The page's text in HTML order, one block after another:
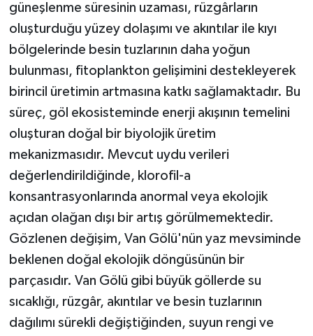
güneşlenme süresinin uzaması, rüzgârların
oluşturduğu yüzey dolaşımı ve akıntılar ile kıyı
bölgelerinde besin tuzlarının daha yoğun
bulunması, fitoplankton gelişimini destekleyerek
birincil üretimin artmasına katkı sağlamaktadır. Bu
süreç, göl ekosisteminde enerji akışının temelini
oluşturan doğal bir biyolojik üretim
mekanizmasıdır. Mevcut uydu verileri
değerlendirildiğinde, klorofil-a
konsantrasyonlarında anormal veya ekolojik
açıdan olağan dışı bir artış görülmemektedir.
Gözlenen değişim, Van Gölü'nün yaz mevsiminde
beklenen doğal ekolojik döngüsünün bir
parçasıdır. Van Gölü gibi büyük göllerde su
sıcaklığı, rüzgâr, akıntılar ve besin tuzlarının
dağılımı sürekli değiştiğinden, suyun rengi ve